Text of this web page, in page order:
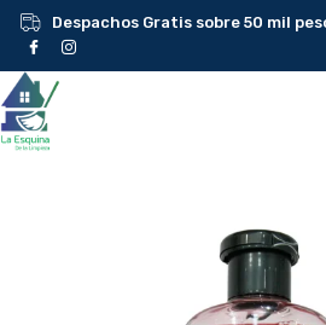
Despachos Gratis sobre 50 mil